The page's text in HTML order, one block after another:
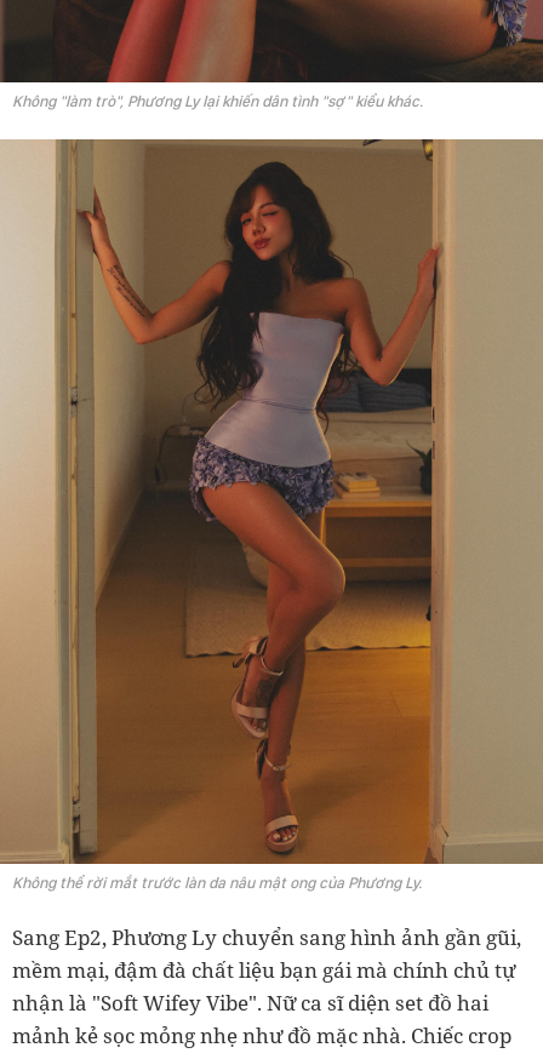
Không "làm trò", Phương Ly lại khiến dân tình "sợ" kiểu khác.
Không thể rời mắt trước làn da nâu mật ong của Phương Ly.
Sang Ep2, Phương Ly chuyển sang hình ảnh gần gũi,
mềm mại, đậm đà chất liệu bạn gái mà chính chủ tự
nhận là "Soft Wifey Vibe". Nữ ca sĩ diện set đồ hai
mảnh kẻ sọc mỏng nhẹ như đồ mặc nhà. Chiếc crop